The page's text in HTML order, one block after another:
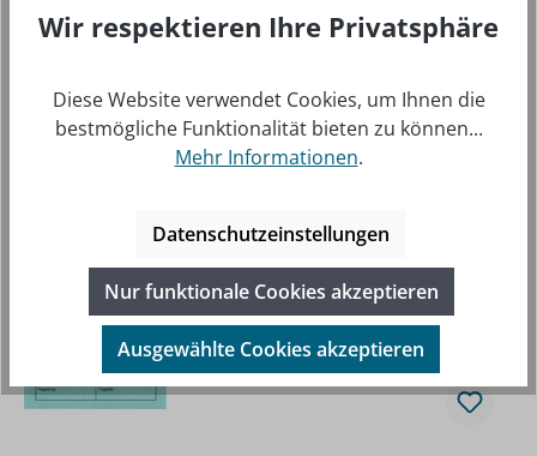
Produktgalerie überspringen
Beliebte Artikel
Wir respektieren Ihre Privatsphäre
Diese Website verwendet Cookies, um Ihnen die
bestmögliche Funktionalität bieten zu können...
Mehr Informationen.
Datenschutzeinstellungen
Nur funktionale Cookies akzeptieren
Ausgewählte Cookies akzeptieren